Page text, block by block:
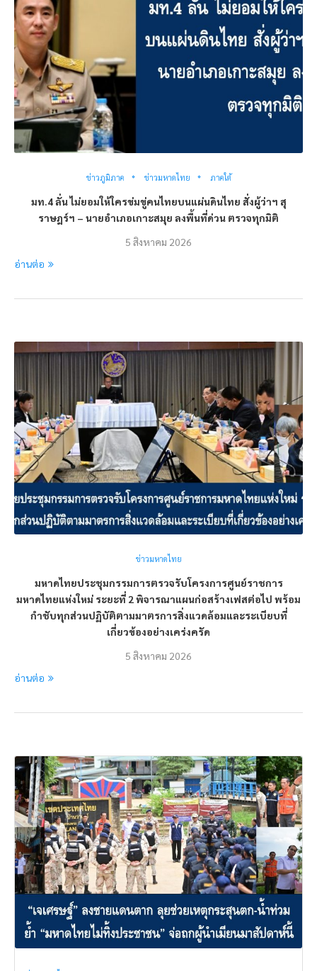
ข่าวภูมิภาค ข่าวมหาดไทย ภาคใต้
มท.4 ลั่น ไม่ยอมให้ใครข่มขู่คนไทยบนแผ่นดินไทย สั่งผู้ว่าฯ สุ
ราษฎร์ฯ – นายอำเภอเกาะสมุย ลงพื้นที่ด่วน ตรวจทุกมิติ
5 สิงหาคม 2026
อ่านต่อ
ข่าวมหาดไทย
มหาดไทยประชุมกรรมการตรวจรับโครงการศูนย์ราชการ
มหาดไทยแห่งใหม่ ระยะที่ 2 พิจารณาแผนก่อสร้างเฟสต่อไป พร้อม
กำชับทุกส่วนปฏิบัติตามมาตรการสิ่งแวดล้อมและระเบียบที่
เกี่ยวข้องอย่างเคร่งครัด
5 สิงหาคม 2026
อ่านต่อ